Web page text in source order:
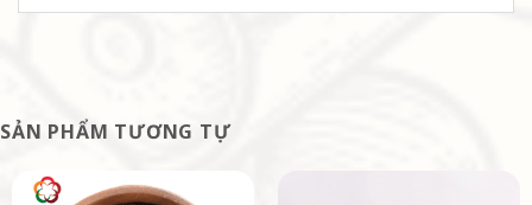
SẢN PHẨM TƯƠNG TỰ